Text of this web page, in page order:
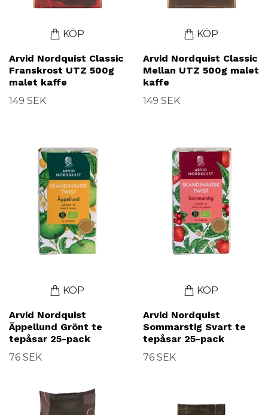
KÖP
Arvid Nordquist Classic
Franskrost UTZ 500g
malet kaffe
149 SEK
KÖP
Arvid Nordquist Classic
Mellan UTZ 500g malet
kaffe
149 SEK
KÖP
Arvid Nordquist
Äppellund Grönt te
tepåsar 25-pack
76 SEK
KÖP
Arvid Nordquist
Sommarstig Svart te
tepåsar 25-pack
76 SEK